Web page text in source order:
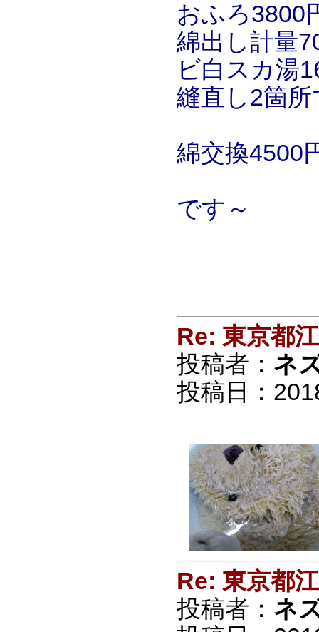
おふろ3800
綿出し計量
ビ白スカ湯
縫直し2箇所
綿交換4500
です～
Re: 東京都
投稿者： ネ
投稿日：
Re: 東京都
投稿者： ネ